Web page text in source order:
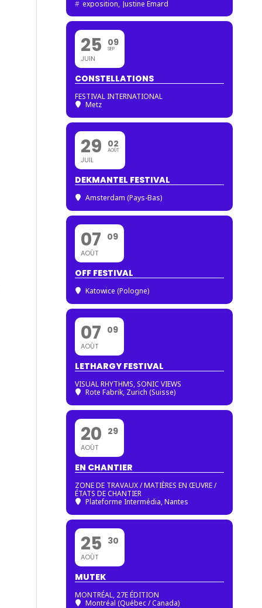
# exposition, Justine Emard
25
JUIN
09
SEP
CONSTELLATIONS
FESTIVAL INTERNATIONAL
Metz
29
JUIL
02
AOÛT
DEKMANTEL FESTIVAL
Amsterdam (Pays-Bas)
07
AOÛT
09
OFF FESTIVAL
Katowice (Pologne)
07
AOÛT
09
LETHARGY FESTIVAL
VISUAL RHYTHMS, SONIC VIEWS
Rote Fabrik, Zurich (Suisse)
20
AOÛT
29
EN CHANTIER
ZONE DE TRAVAUX / MATIÈRES EN ŒUVRE /
ÉTATS DE CHANTIER
Plateforme Intermédia, Nantes
25
AOÛT
30
MUTEK
MONTRÉAL, 27E ÉDITION
Montréal (Québec / Canada)